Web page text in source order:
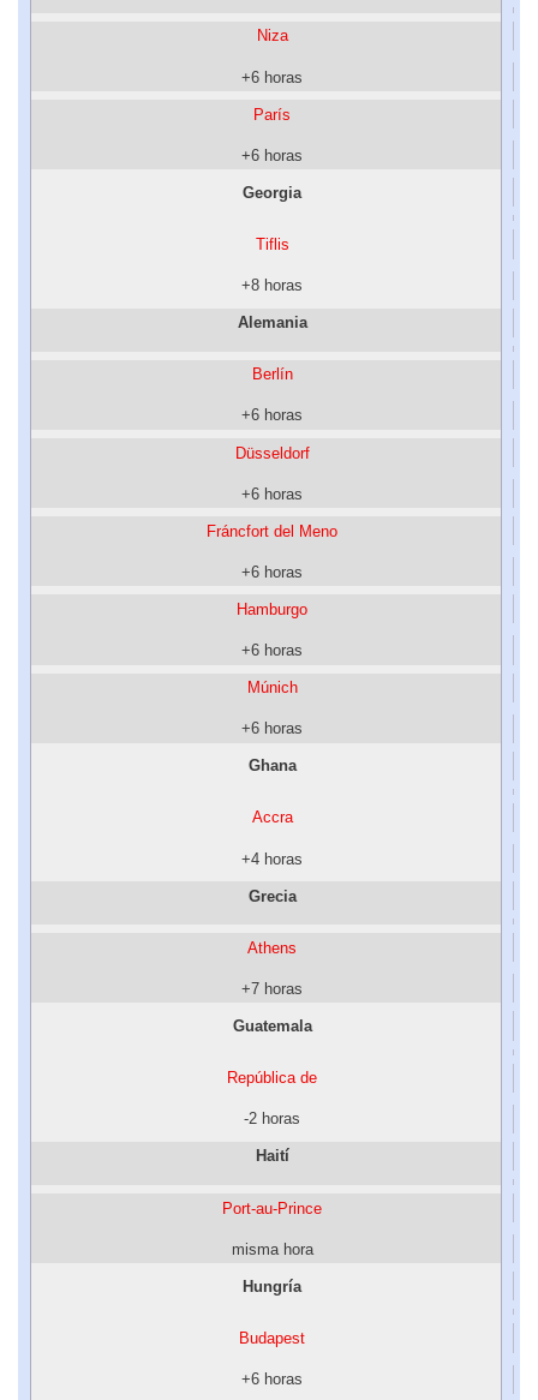
Niza
+6 horas
París
+6 horas
Georgia
Tiflis
+8 horas
Alemania
Berlín
+6 horas
Düsseldorf
+6 horas
Fráncfort del Meno
+6 horas
Hamburgo
+6 horas
Múnich
+6 horas
Ghana
Accra
+4 horas
Grecia
Athens
+7 horas
Guatemala
República de
-2 horas
Haití
Port-au-Prince
misma hora
Hungría
Budapest
+6 horas